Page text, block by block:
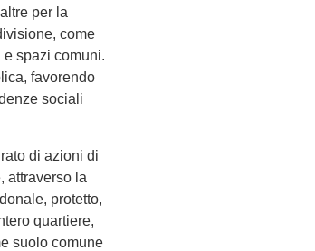
per la
come
spazi comuni.
favorendo
sociali
di azioni di
attraverso la
protetto,
quartiere,
suolo comune